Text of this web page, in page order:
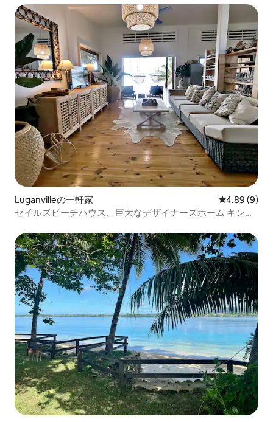
Luganvilleの一軒家 レビュー9件
4.89 (9)
セイルズビーチハウス、巨大なデザイナーズホーム キング